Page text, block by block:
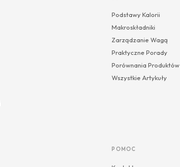
Podstawy Kalorii
Makroskładniki
Zarządzanie Wagą
Praktyczne Porady
Porównania Produktów
Wszystkie Artykuły
POMOC